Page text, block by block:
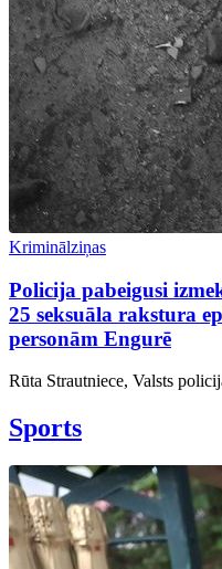
Kriminālziņas
Policija pabeigusi
25 seksuāla rakstura
personām Engurē
Rūta Strautniece, Valsts
Sports